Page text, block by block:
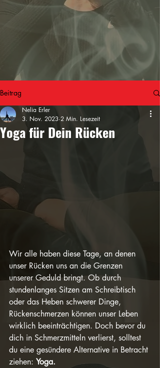
Beitrag
Yoga für Dein Rücken
Nelia Erler
3. Nov. 2023 2 Min. Lesezeit
Wir alle haben diese Tage, an denen
unser Rücken uns an die Grenzen
unserer Geduld bringt. Ob durch
stundenlanges Sitzen am Schreibtisch
oder das Heben schwerer Dinge,
Rückenschmerzen können unser Leben
wirklich beeinträchtigen. Doch bevor du
dich in Schmerzmitteln verlierst, solltest
du eine gesündere Alternative in Betracht
ziehen: Yoga.